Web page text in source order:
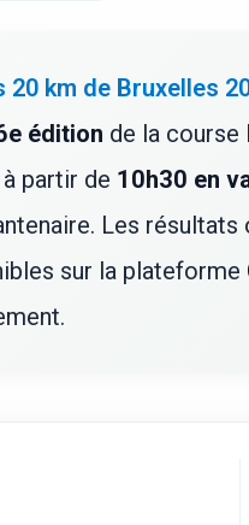
20 km de Bruxelles
édition de la course
partir de 10h30 en
Les
sur la plateforme